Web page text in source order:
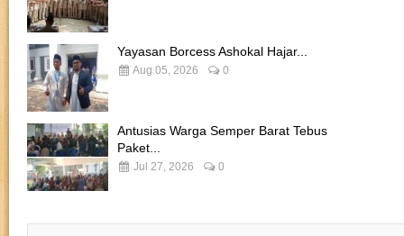
Yayasan Borcess Ashokal Hajar...
Aug 05, 2026 0
Antusias Warga Semper Barat Tebus
Paket...
Jul 27, 2026 0